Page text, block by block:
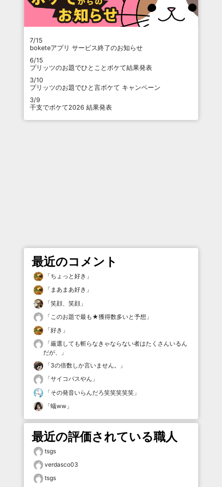
7/15
boketeアプリ サービス終了のお知らせ
6/15
プリッツのお題でひとことボケて結果発表
3/10
プリッツのお題でひと言ボケて キャンペーン
3/9
干支でボケて2026 結果発表
最近のコメント
「ちょっと好き 」
「 まあまあ好き 」
「笑顔、笑顔 」
「 このお題で最も★獲得数多いと予想 」
「好き 」
「厳選しても斬らなきゃならない者はたくさんいるん
だが、
」
「3の倍数しか言いません。
」
「サイコパスやん 」
「その発音いらんだろ笑笑笑笑笑 」
「蟻ww 」
最近の評価されている職人
tsgs
verdasco03
tsgs